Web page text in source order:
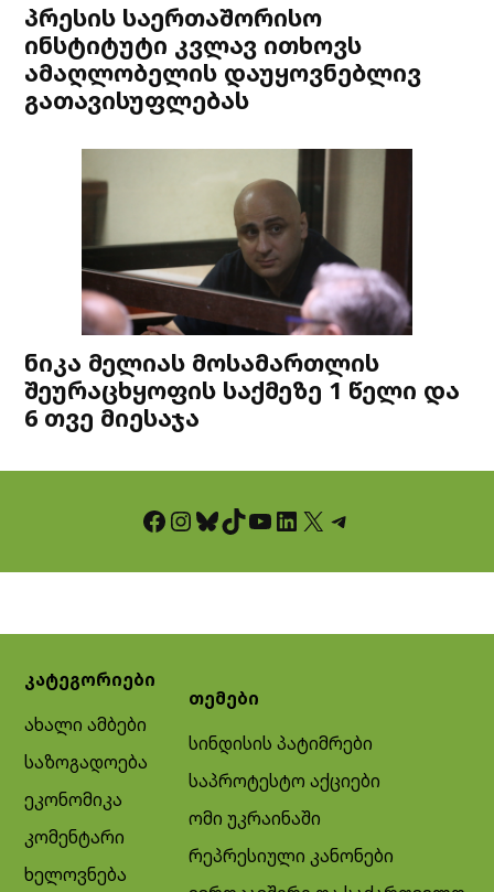
პრესის საერთაშორისო
ინსტიტუტი კვლავ ითხოვს
ამაღლობელის დაუყოვნებლივ
გათავისუფლებას
ნიკა მელიას მოსამართლის
შეურაცხყოფის საქმეზე 1 წელი და
6 თვე მიესაჯა
Facebook InstagramBluesky TikTok YouTube LinkedIn X Telegram
კატეგორიები
ახალი ამბები
საზოგადოება
ეკონომიკა
კომენტარი
ხელოვნება
თემები
სინდისის პატიმრები
საპროტესტო აქციები
ომი უკრაინაში
რეპრესიული კანონები